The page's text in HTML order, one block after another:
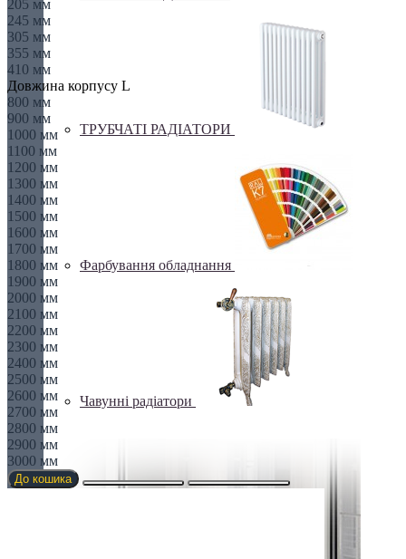
ТРУБЧАТІ РАДІАТОРИ
Фарбування обладнання
Чавунні радіатори
205 мм
245 мм
305 мм
355 мм
410 мм
Довжина корпусу L
800 мм
900 мм
1000 мм
1100 мм
1200 мм
1300 мм
1400 мм
1500 мм
1600 мм
1700 мм
1800 мм
1900 мм
2000 мм
2100 мм
2200 мм
2300 мм
2400 мм
2500 мм
2600 мм
2700 мм
2800 мм
2900 мм
3000 мм
До кошика